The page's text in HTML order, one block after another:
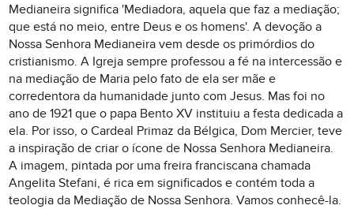
Medianeira significa 'Mediadora, aquela que faz a mediação;
que está no meio, entre Deus e os homens'. A devoção a
Nossa Senhora Medianeira vem desde os primórdios do
cristianismo. A Igreja sempre professou a fé na intercessão e
na mediação de Maria pelo fato de ela ser mãe e
corredentora da humanidade junto com Jesus. Mas foi no
ano de 1921 que o papa Bento XV instituiu a festa dedicada a
ela. Por isso, o Cardeal Primaz da Bélgica, Dom Mercier, teve
a inspiração de criar o ícone de Nossa Senhora Medianeira.
A imagem, pintada por uma freira franciscana chamada
Angelita Stefani, é rica em significados e contém toda a
teologia da Mediação de Nossa Senhora. Vamos conhecê-la.